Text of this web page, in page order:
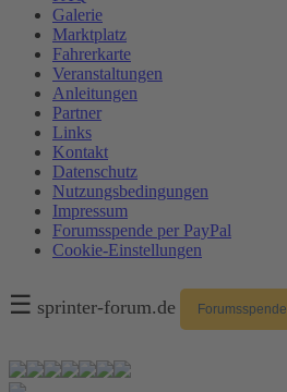
Galerie
Marktplatz
Fahrerkarte
Veranstaltungen
Anleitungen
Partner
Links
Kontakt
Datenschutz
Nutzungsbedingungen
Impressum
Forumsspende per PayPal
Cookie-Einstellungen
☰ sprinter-forum.de Forumsspende